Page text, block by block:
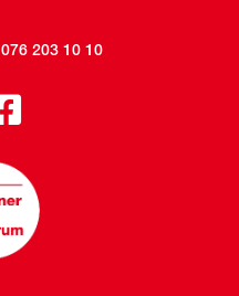
076 203 10 10